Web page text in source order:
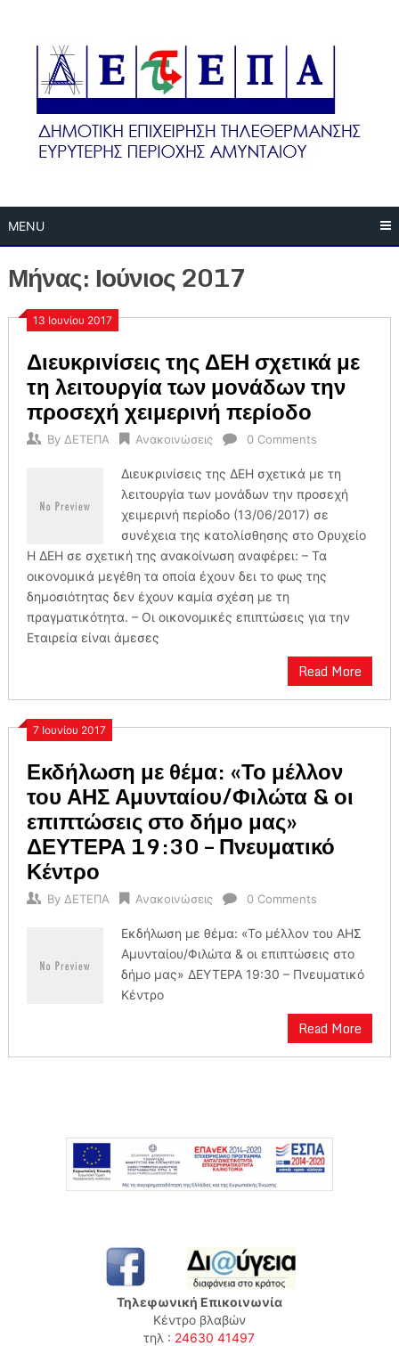
content
MENU
Μήνας:Ιούνιος 2017
13 Ιουνίου 2017
Διευκρινίσεις της ΔΕΗ σχετικά με
τη λειτουργία των μονάδων την
προσεχή χειμερινή περίοδο
By ΔΕΤΕΠΑ Ανακοινώσεις 0 Comments
Διευκρινίσεις της ΔΕΗ σχετικά με τη
λειτουργία των μονάδων την προσεχή
χειμερινή περίοδο (13/06/2017) σε
συνέχεια της κατολίσθησης στο Ορυχείο
Η ΔΕΗ σε σχετική της ανακοίνωση αναφέρει: – Τα
οικονομικά μεγέθη τα οποία έχουν δει το φως της
δημοσιότητας δεν έχουν καμία σχέση με τη
πραγματικότητα. – Οι οικονομικές επιπτώσεις για την
Εταιρεία είναι άμεσες
Read More
7 Ιουνίου 2017
Εκδήλωση με θέμα: «Το μέλλον
του ΑΗΣ Αμυνταίου/Φιλώτα & οι
επιπτώσεις στο δήμο μας»
ΔΕΥΤΕΡΑ 19:30 – Πνευματικό
Κέντρο
By ΔΕΤΕΠΑ Ανακοινώσεις 0 Comments
Εκδήλωση με θέμα: «Το μέλλον του ΑΗΣ
Αμυνταίου/Φιλώτα & οι επιπτώσεις στο
δήμο μας» ΔΕΥΤΕΡΑ 19:30 – Πνευματικό
Κέντρο
Read More
Τηλεφωνική Επικοινωνία
Κέντρο βλαβών
τηλ : 24630 41497